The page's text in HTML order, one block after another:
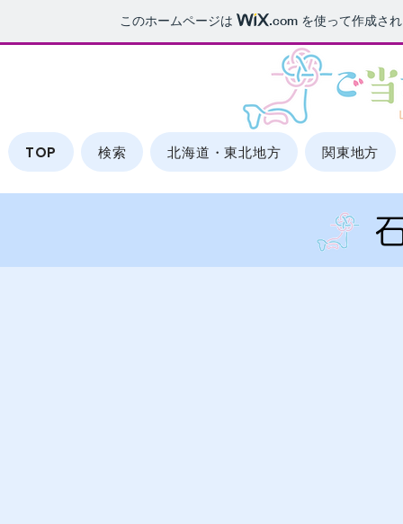
このホームページは .com を使って作成さ
TOP 検索 北海道・東北地方 関東地方